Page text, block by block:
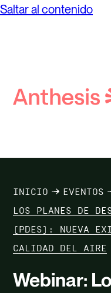
Saltar al contenido
IMPACTO
RECURSOS
Búsqueda
INICIO EVENTOS
LOS PLANES DE
(PDES): NUEVA
CALIDAD DEL AIRE
Webinar: